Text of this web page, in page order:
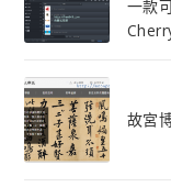
一款
故宮